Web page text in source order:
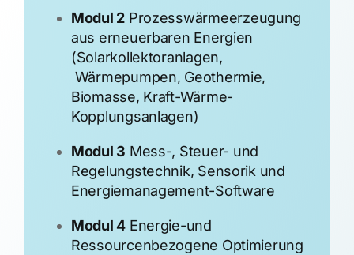
Modul 2 Prozesswärmeerzeugung
aus erneuerbaren Energien
(Solarkollektoranlagen,
Wärmepumpen, Geothermie,
Biomasse, Kraft-Wärme-
Kopplungsanlagen)
Modul 3 Mess-, Steuer- und
Regelungstechnik, Sensorik und
Energiemanagement-Software
Modul 4 Energie-und
Ressourcenbezogene Optimierung